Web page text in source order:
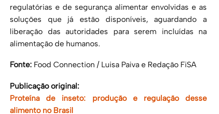
regulatórias e de segurança alimentar envolvidas e as
soluções que já estão disponíveis, aguardando a
liberação das autoridades para serem incluídas na
alimentação de humanos.
Fonte: Food Connection / Luisa Paiva e Redação FiSA
Publicação original:
Proteína de inseto: produção e regulação desse
alimento no Brasil